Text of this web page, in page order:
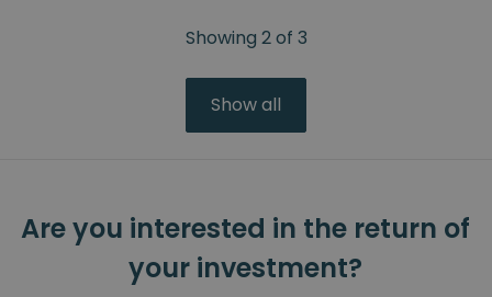
Showing 2of 3
Show all
Are you interested in the return of
your investment?